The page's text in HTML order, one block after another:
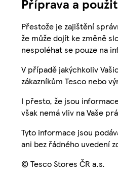
Přestože je zajištění
že může dojít ke změně
nespoléhat se pouze na
V případě jakýchkoliv
zákazníkům Tesco nebo
I přesto, že jsou
však nemá vliv na Vaše
Tyto informace jsou
ani bez řádného uvedení
© Tesco Stores ČR a.s.